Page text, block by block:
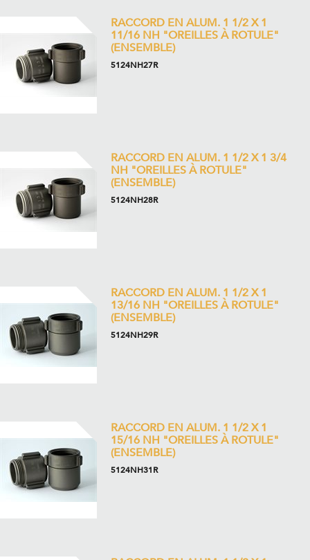
RACCORD EN ALUM. 1 1/2 X 1
11/16 NH "OREILLES À ROTULE"
(ENSEMBLE)
5124NH27R
RACCORD EN ALUM. 1 1/2 X 1 3/4
NH "OREILLES À ROTULE"
(ENSEMBLE)
5124NH28R
RACCORD EN ALUM. 1 1/2 X 1
13/16 NH "OREILLES À ROTULE"
(ENSEMBLE)
5124NH29R
RACCORD EN ALUM. 1 1/2 X 1
15/16 NH "OREILLES À ROTULE"
(ENSEMBLE)
5124NH31R